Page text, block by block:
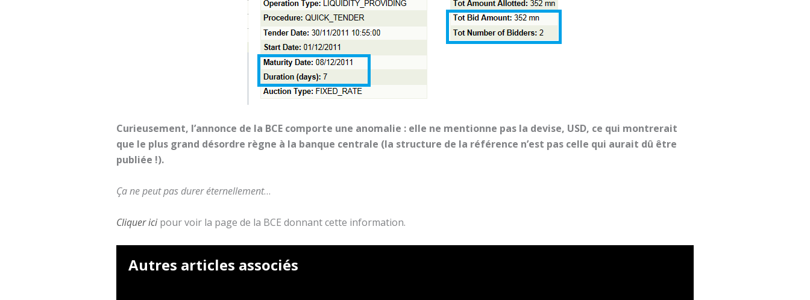
Curieusement, l’annonce de la BCE comporte une anomalie : elle ne mentionne pas la devise, USD, ce qui montrerait
que le plus grand désordre règne à la banque centrale (la structure de la référence n’est pas celle qui aurait dû être
publiée !).
Ça ne peut pas durer éternellement…
Cliquer ici pour voir la page de la BCE donnant cette information.
Autres articles associés